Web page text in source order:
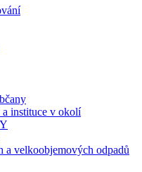
instituce v okolí
a velkoobjemových odpadů